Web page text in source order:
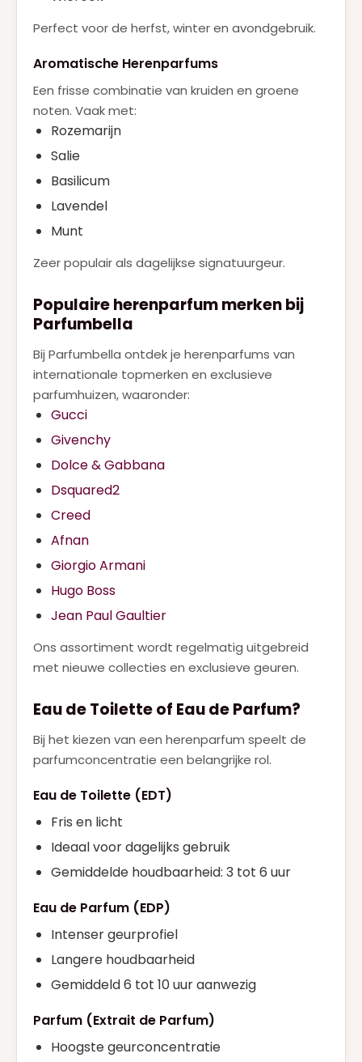
Perfect voor de herfst, winter en avondgebruik.
Aromatische Herenparfums
Een frisse combinatie van kruiden en groene
noten. Vaak met:
Rozemarijn
Salie
Basilicum
Lavendel
Munt
Zeer populair als dagelijkse signatuurgeur.
Populaire herenparfum merken bij
Parfumbella
Bij Parfumbella ontdek je herenparfums van
internationale topmerken en exclusieve
parfumhuizen, waaronder:
Gucci
Givenchy
Dolce & Gabbana
Dsquared2
Creed
Afnan
Giorgio Armani
Hugo Boss
Jean Paul Gaultier
Ons assortiment wordt regelmatig uitgebreid
met nieuwe collecties en exclusieve geuren.
Eau de Toilette of Eau de Parfum?
Bij het kiezen van een herenparfum speelt de
parfumconcentratie een belangrijke rol.
Eau de Toilette (EDT)
Fris en licht
Ideaal voor dagelijks gebruik
Gemiddelde houdbaarheid: 3 tot 6 uur
Eau de Parfum (EDP)
Intenser geurprofiel
Langere houdbaarheid
Gemiddeld 6 tot 10 uur aanwezig
Parfum (Extrait de Parfum)
Hoogste geurconcentratie